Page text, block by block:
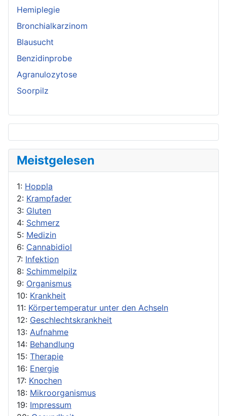
Hemiplegie
Bronchialkarzinom
Blausucht
Benzidinprobe
Agranulozytose
Soorpilz
Meistgelesen
1: Hoppla
2: Krampfader
3: Gluten
4: Schmerz
5: Medizin
6: Cannabidiol
7: Infektion
8: Schimmelpilz
9: Organismus
10: Krankheit
11: Körpertemperatur unter den Achseln
12: Geschlechtskrankheit
13: Aufnahme
14: Behandlung
15: Therapie
16: Energie
17: Knochen
18: Mikroorganismus
19: Impressum